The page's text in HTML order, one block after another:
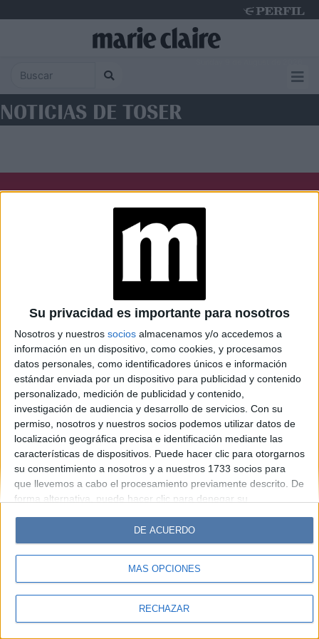
Su privacidad es importante para nosotros
Nosotros y nuestros socios almacenamos y/o accedemos a
información en un dispositivo, como cookies, y procesamos
datos personales, como identificadores únicos e información
estándar enviada por un dispositivo para publicidad y contenido
personalizado, medición de publicidad y contenido,
investigación de audiencia y desarrollo de servicios. Con su
permiso, nosotros y nuestros socios podemos utilizar datos de
localización geográfica precisa e identificación mediante las
características de dispositivos. Puede hacer clic para otorgarnos
su consentimiento a nosotros y a nuestros 1733 socios para
que llevemos a cabo el procesamiento previamente descrito. De
forma alternativa, puede hacer clic para denegar su
cambiar sus preferencias antes de otorgar su consentimiento.
Tenga en cuenta que algún procesamiento de sus datos
personales puede no requerir de su consentimiento, pero usted
tiene el derecho de rechazar tal procesamiento. Sus
sus preferencias o retirar su consentimiento en cualquier
MÁS OPCIONES
RECHAZAR
DE ACUERDO
NOTICIAS DE TOSER
Caras Noticias
Weekend Parabrisas
Look
Luz Mía Lunateen Break BATimes
© Perfil.com 2006-2019 - Todos los derechos reservados
Registro de Propiedad Intelectual: Nro. 5346433